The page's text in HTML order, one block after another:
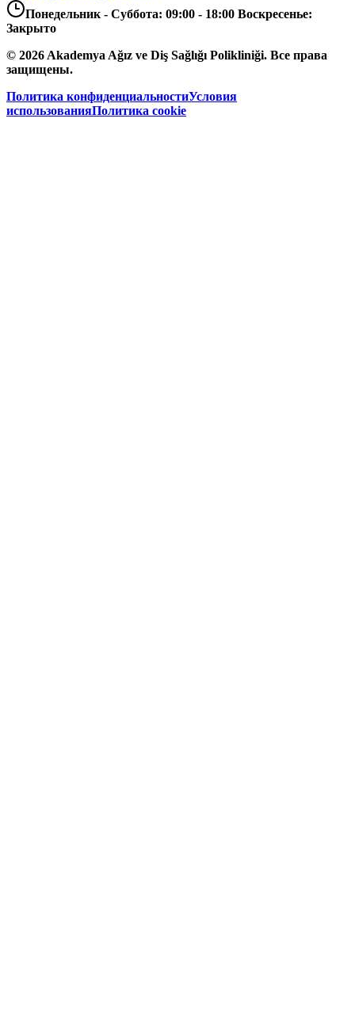
Понедельник - Суббота: 09:00 - 18:00 Воскресенье:
Закрыто
© 2026 Akademya Ağız ve Diş Sağlığı Polikliniği. Все права
защищены.
Политика конфиденциальностиУсловия
использованияПолитика cookie